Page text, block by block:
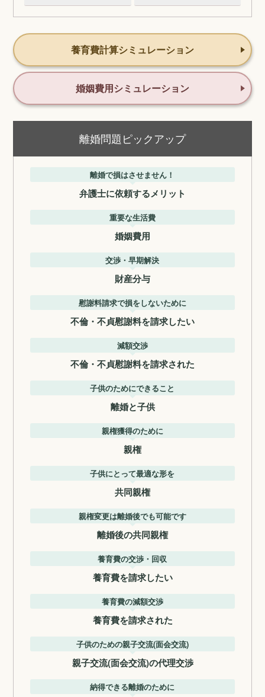
養育費計算シミュレーション
婚姻費用シミュレーション
離婚問題ピックアップ
離婚で損はさせません！
弁護士に依頼するメリット
重要な生活費
婚姻費用
交渉・早期解決
財産分与
慰謝料請求で損をしないために
不倫・不貞慰謝料を請求したい
減額交渉
不倫・不貞慰謝料を請求された
子供のためにできること
離婚と子供
親権獲得のために
親権
子供にとって最適な形を
共同親権
親権変更は離婚後でも可能です
離婚後の共同親権
養育費の交渉・回収
養育費を請求したい
養育費の減額交渉
養育費を請求された
子供のための親子交流(面会交流)
親子交流(面会交流)の代理交渉
納得できる離婚のために